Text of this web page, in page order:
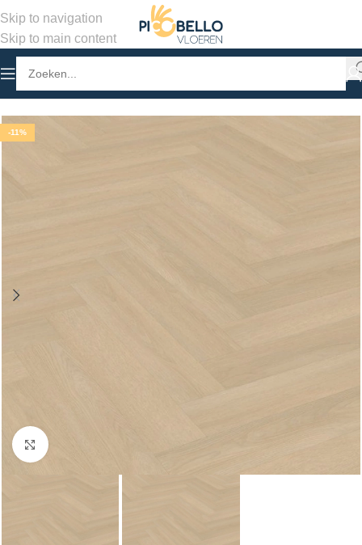
Skip to navigation
Skip to main content
Home/Winkel
-11%
Klik om te vergroten